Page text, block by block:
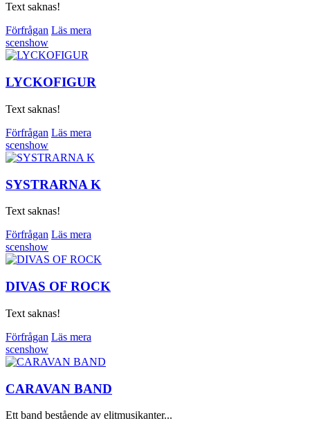
Text saknas!
Förfrågan Läs mera
scenshow
LYCKOFIGUR
Text saknas!
Förfrågan Läs mera
scenshow
SYSTRARNA K
Text saknas!
Förfrågan Läs mera
scenshow
DIVAS OF ROCK
Text saknas!
Förfrågan Läs mera
scenshow
CARAVAN BAND
Ett band bestående av elitmusikanter...